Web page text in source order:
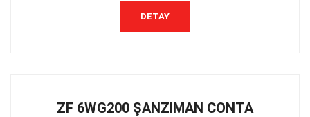
DETAY
ZF 6WG200 ŞANZIMAN CONTA